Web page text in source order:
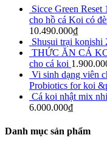
Sicce Green
cho hồ cá Koi có
10.490.000₫
Shusui trại konishi
THỨC ĂN CÁ
cho cá koi
Vi sinh dạng viên
Probiotics for koi
Cá koi nhật mix
6.000.000₫
Danh mục sản phẩm